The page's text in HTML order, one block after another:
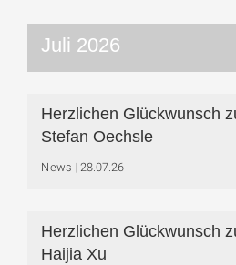
Juli 2026
Herzlichen Glückwunsch
Stefan Oechsle
News 28.07.26
Herzlichen Glückwunsch
Haijia Xu